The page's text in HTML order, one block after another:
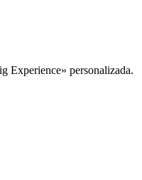
Experience» personalizada.